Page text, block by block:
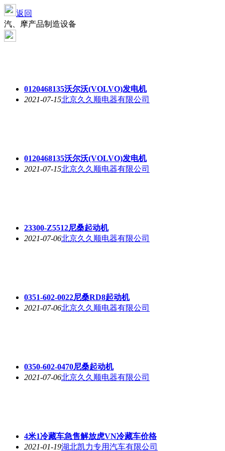
返回
汽、摩产品制造设备
0120468135沃尔沃(VOLVO)发电机
2021-07-15北京久久顺电器有限公司
0120468135沃尔沃(VOLVO)发电机
2021-07-15北京久久顺电器有限公司
23300-Z5512尼桑起动机
2021-07-06北京久久顺电器有限公司
0351-602-0022尼桑RD8起动机
2021-07-06北京久久顺电器有限公司
0350-602-0470尼桑起动机
2021-07-06北京久久顺电器有限公司
4米1冷藏车急售解放虎VN冷藏车价格
2021-01-19湖北凯力专用汽车有限公司